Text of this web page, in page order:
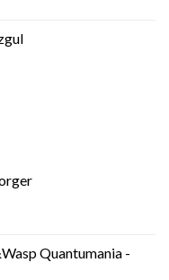
Quantumania -